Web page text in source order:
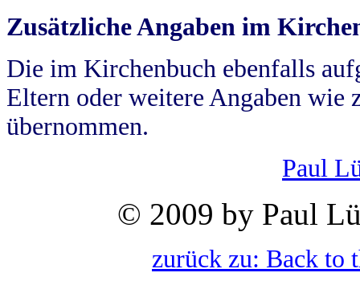
Zusätzliche Angaben im
Die im Kirchenbuch ebenfalls
Eltern oder weitere Angaben wie
übernommen.
Paul
© 2009 by Paul
zurück zu: Back to